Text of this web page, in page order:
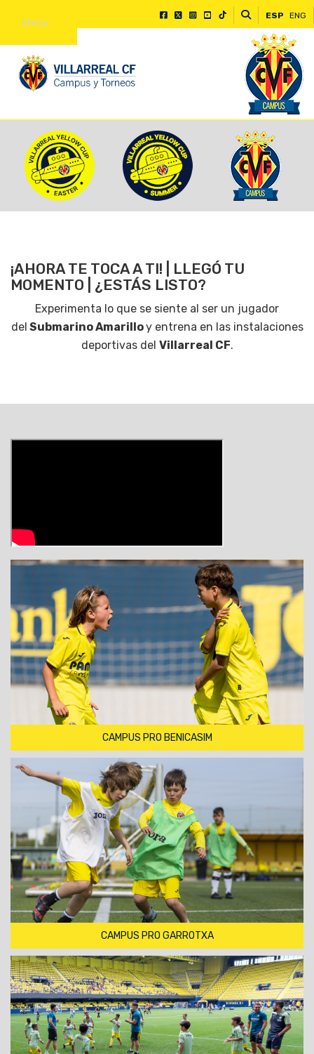
Menu ESP ENG
¡AHORA TE TOCA A TI! | LLEGÓ TU
MOMENTO | ¿ESTÁS LISTO?
Experimenta lo que se siente al ser un jugador
del Submarino Amarilloy entrena en las instalaciones
deportivas del Villarreal CF.
CAMPUS PRO BENICASIM
CAMPUS PRO GARROTXA